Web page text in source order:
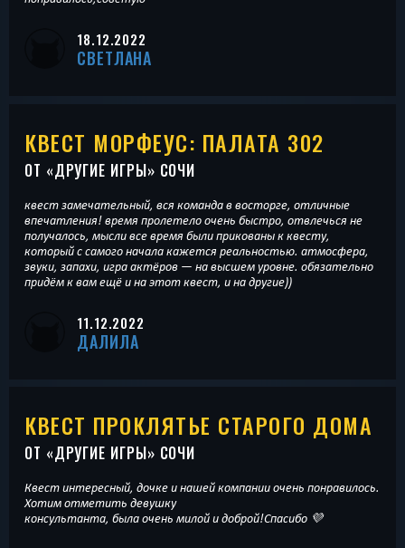
18.12.2022
СВЕТЛАНА
КВЕСТ МОРФЕУС: ПАЛАТА 302
ОТ «ДРУГИЕ ИГРЫ» СОЧИ
квест замечательный, вся команда в восторге, отличные
впечатления! время пролетело очень быстро, отвлечься не
получалось, мысли все время были прикованы к квесту,
который с самого начала кажется реальностью. атмосфера,
звуки, запахи, игра актёров — на высшем уровне. обязательно
придём к вам ещё и на этот квест, и на другие))
11.12.2022
ДАЛИЛА
КВЕСТ ПРОКЛЯТЬЕ СТАРОГО ДОМА
ОТ «ДРУГИЕ ИГРЫ» СОЧИ
Квест интересный, дочке и нашей компании очень понравилось.
Хотим отметить девушку
консультанта, была очень милой и доброй!Спасибо 💜